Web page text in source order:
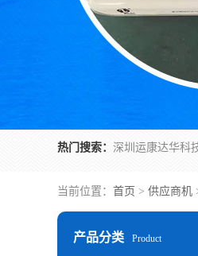
热门搜索：
当前位置： 首页 > 供应商机
产品分类 Product